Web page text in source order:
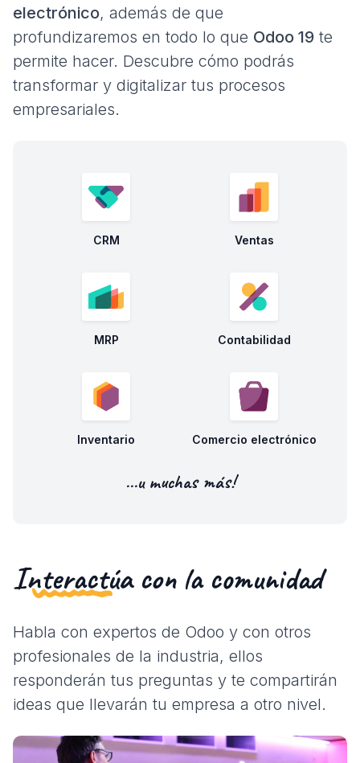
electrónico, además de que
profundizaremos en todo lo que Odoo 19 te
permite hacer. Descubre cómo podrás
transformar y digitalizar tus procesos
empresariales.
CRM Ventas
MRP Contabilidad
Inventario Comercio electrónico
...u muchas más!
Interactúacon la comunidad
Habla con expertos de Odoo y con otros
profesionales de la industria, ellos
responderán tus preguntas y te compartirán
ideas que llevarán tu empresa a otro nivel.